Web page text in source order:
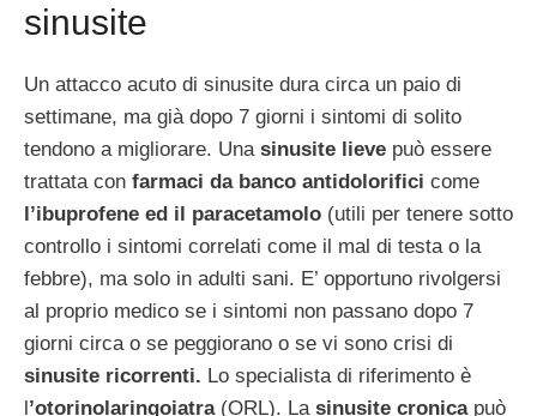
sinusite
Un attacco acuto di sinusite dura circa un paio di
settimane, ma già dopo 7 giorni i sintomi di solito
tendono a migliorare. Una sinusite lieve può essere
trattata con farmaci da banco antidolorifici come
l’ibuprofene ed il paracetamolo (utili per tenere sotto
controllo i sintomi correlati come il mal di testa o la
febbre), ma solo in adulti sani. E’ opportuno rivolgersi
al proprio medico se i sintomi non passano dopo 7
giorni circa o se peggiorano o se vi sono crisi di
sinusite ricorrenti. Lo specialista di riferimento è
l’otorinolaringoiatra(ORL). La sinusite cronicapuò